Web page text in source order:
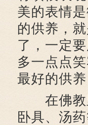
美的表情
的供养，
了，一定
多一点点
最好的供养
在佛教
卧具、汤